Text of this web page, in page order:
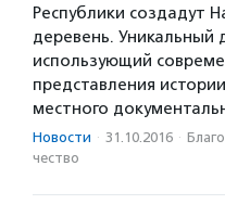
Республики создадут
деревень. Уникальный
использующий
представления
местного
Новости · 31.10.2016 ·
чест­во